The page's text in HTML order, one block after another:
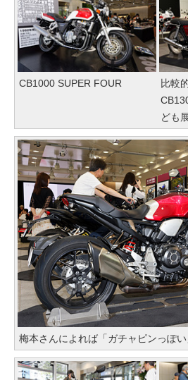
CB1000 SUPER FOUR
比較
ども
梅本さんによれば「ガチャピンっぽ